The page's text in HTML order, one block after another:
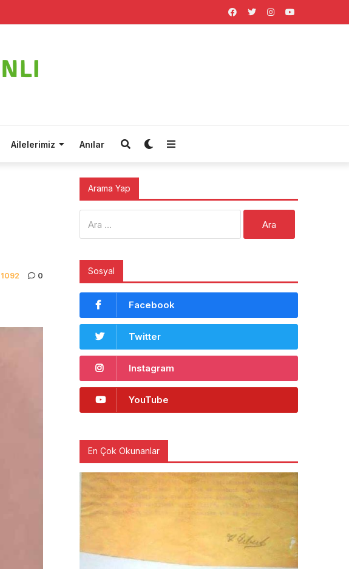
Ailelerimiz Anılar
1092 0
Arama Yap
Sosyal
Facebook
Twitter
Instagram
YouTube
En Çok Okunanlar